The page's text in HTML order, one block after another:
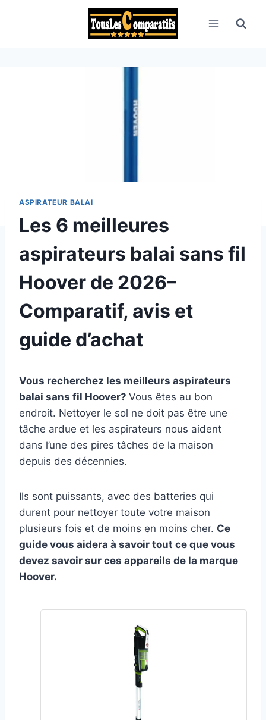
ASPIRATEUR BALAI
Les 6 meilleures
aspirateurs balai sans fil
Hoover de 2026–
Comparatif, avis et
guide d’achat
Vous recherchez les meilleurs aspirateurs
balai sans fil Hoover? Vous êtes au bon
endroit. Nettoyer le sol ne doit pas être une
tâche ardue et les aspirateurs nous aident
dans l’une des pires tâches de la maison
depuis des décennies.
Ils sont puissants, avec des batteries qui
durent pour nettoyer toute votre maison
plusieurs fois et de moins en moins cher. Ce
guide vous aidera à savoir tout ce que vous
devez savoir sur ces appareils de la marque
Hoover.